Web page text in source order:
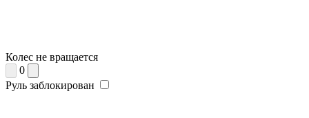
Колес не вращается
0
Руль заблокирован